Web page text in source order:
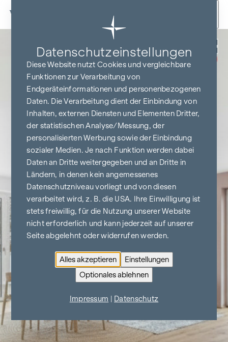
Zum Inhalt springen
JETZT
PROVISIONSFREI
KAUFEN
Datenschutz­einstellungen
Diese Website nutzt Cookies und vergleichbare
Funktionen zur Verarbeitung von
Endgeräteinformationen und personenbezogenen
Daten. Die Verarbeitung dient der Einbindung von
Inhalten, externen Diensten und Elementen Dritter,
der statistischen Analyse/Messung, der
personalisierten Werbung sowie der Einbindung
sozialer Medien. Je nach Funktion werden dabei
Daten an Dritte weitergegeben und an Dritte in
Ländern, in denen kein angemessenes
Datenschutzniveau vorliegt und von diesen
verarbeitet wird, z. B. die USA. Ihre Einwilligung ist
stets freiwillig, für die Nutzung unserer Website
nicht erforderlich und kann jederzeit auf unserer
Seite abgelehnt oder widerrufen werden.
Alles akzeptieren
Einstellungen
Optionales ablehnen
Impressum Datenschutz